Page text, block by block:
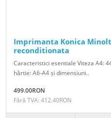
Imprimanta Konica
reconditionata
Caracteristici esentiale Viteza A4:
hârtie: A6-A4 și dimensiuni..
499.00RON
Fără TVA: 412.40RON